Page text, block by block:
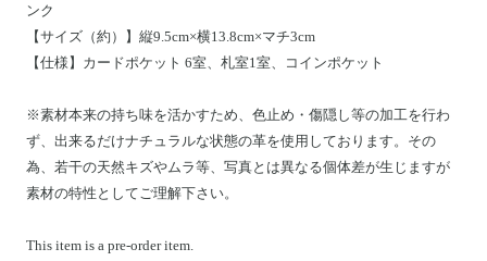
ンク
【サイズ（約）】縦9.5cm×横13.8cm×マチ3cm
【仕様】 カードポケット 6室、札室1室、コインポケット
※素材本来の持ち味を活かすため、色止め・傷隠し等の加工を行わ
ず、出来るだけナチュラルな状態の革を使用しております。その
為、若干の天然キズやムラ等、写真とは異なる個体差が生じますが
素材の特性としてご理解下さい。
This item is a pre-order item.